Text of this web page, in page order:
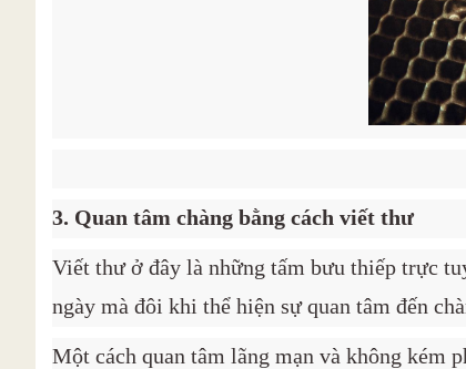
3. Quan tâm chàng bằng cách viết thư
Viết thư ở đây là những tấm bưu thiếp trực
ngày mà đôi khi thể hiện sự quan tâm đến
Một cách quan tâm lãng mạn và không kém